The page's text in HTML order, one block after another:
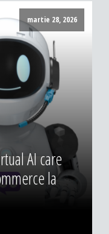
martie 28, 2026
AI care
la